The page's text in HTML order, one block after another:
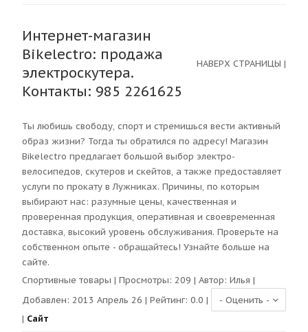
Интернет-магазин
Bikelectro: продажа
электроскутера.
Контакты: 985 2261625
НАВЕРХ СТРАНИЦЫ |
Ты любишь свободу, спорт и стремишься вести активный
образ жизни? Тогда ты обратился по адресу! Магазин
Bikelectro предлагает большой выбор электро-
велосипедов, скутеров и скейтов, а также предоставляет
услуги по прокату в Лужниках. Причины, по которым
выбирают нас: разумные цены, качественная и
проверенная продукция, оперативная и своевременная
доставка, высокий уровень обслуживания. Проверьте на
собственном опыте - обращайтесь! Узнайте больше на
сайте.
Спортивные товары | Просмотры: 209 | Автор: Илья |
Добавлен: 2013 Апрель 26 | Рейтинг: 0.0 |
| Сайт